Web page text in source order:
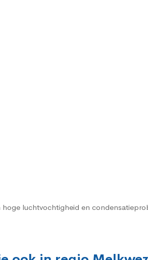
luchtvochtigheid en